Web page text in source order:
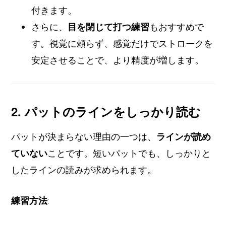
付きます。
さらに、 目を閉じて打つ練習もおすすめで
す。視覚に頼らず、感覚だけでストロークを
安定させることで、より精度が増します。
2. パットのラインをしっかり読む
パットが決まらない理由の一つは、 ラインが読め
ていないことです。短いパットでも、しっかりと
したラインの読みが求められます。
練習方法: